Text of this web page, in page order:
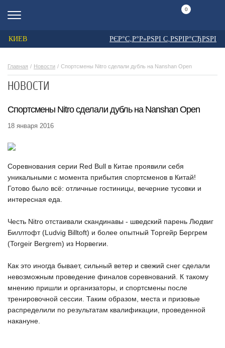
0
КИЕВ РЄР°С‚Р°Р»РЅРІ С‚РЅРІР°СЂРЅРІ
НОВОСТИ
Главная Новости Спортсмены Nitro сделали дубль на Nanshan Open
Спортсмены Nitro сделали дубль на Nanshan Open
18 января 2016
Соревнования серии Red Bull в Китае проявили себя
уникальными с момента прибытия спортсменов в Китай!
Готово было всё: отличные гостиницы, вечерние тусовки и
интересная еда.
Честь Nitro отстаивали скандинавы - шведский парень Людвиг
Биллтофт (Ludvig Billtoft) и более опытный Торгейр Бергрем
(Torgeir Bergrem) из Норвегии.
Как это иногда бывает, сильный ветер и свежий снег сделали
невозможным проведение финалов соревнований. К такому
мнению пришли и организаторы, и спортсмены после
тренировочной сессии. Таким образом, места и призовые
распределили по результатам квалификации, проведенной
накануне.